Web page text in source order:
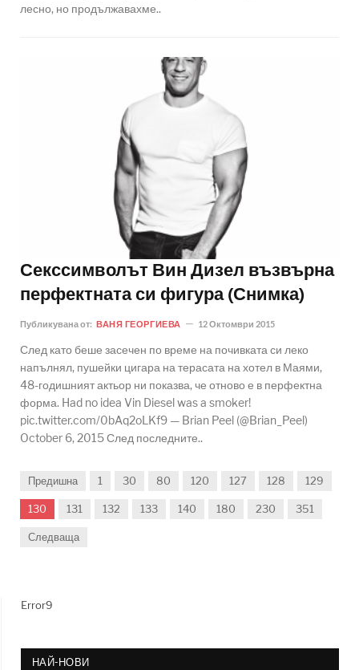
лесно, но продължавахме..
Секссимволът Вин Дизел възвърна
перфектната си фигура (Снимка)
Публикувана от: ВАНЯ ГЕОРГИЕВА 12 Октомври 2015
След като беше засечен по време на почивката си леко
напълнял, пушейки цигара на терасата на хотел в Маями,
48-годишният актьор ни показва, че отново е в перфектна
форма. Had no idea Vin Diesel was a smoker!
pic.twitter.com/0bAq2oLKf9 — Brian Peel (@Brian_Peel)
October 6, 2015 След последните..
Предишна 1 30 80 120 127 128 129
130 131 132 133 140 180 230 351
Следваща
Error9
НАЙ-НОВИ